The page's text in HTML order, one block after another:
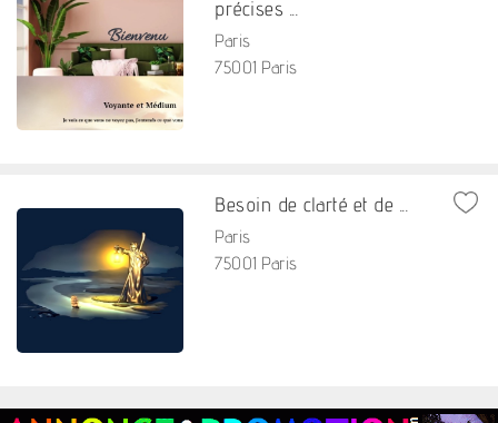
précises ...
Paris
75001 Paris
Besoin de clarté et de ...
Paris
75001 Paris